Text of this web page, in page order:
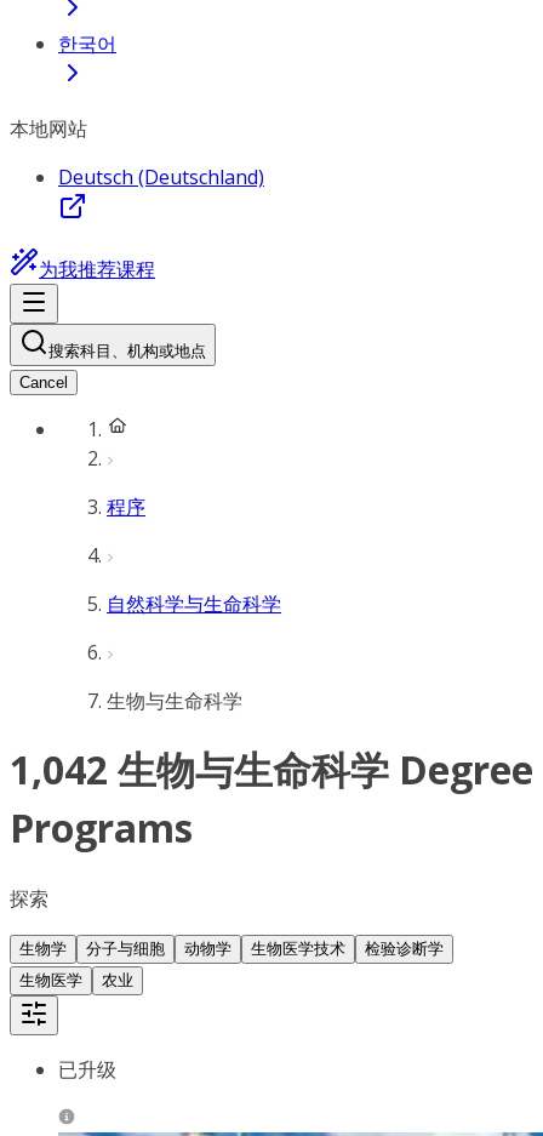
한국어
本地网站
Deutsch (Deutschland)
为我推荐课程
搜索科目、机构或地点
Cancel
程序
自然科学与生命科学
生物与生命科学
1,042 生物与生命科学 Degree
Programs
探索
生物学 分子与细胞 动物学 生物医学技术
检验诊断学
生物医学
农业
已升级